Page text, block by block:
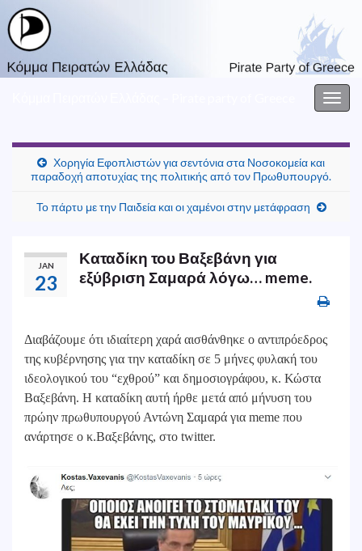
Χορηγία Εφοπλιστών για σεντόνια στα Νοσοκομεία και
παραδοχή αποτυχίας της πολιτικής από τον Πρωθυπουργό.
Το πάρτυ με την Παιδεία και οι χαμένοι στην μετάφραση
JAN
23
Καταδίκη του Βαξεβάνη για
εξύβριση Σαμαρά λόγω… meme.
Διαβάζουμε ότι ιδιαίτερη χαρά αισθάνθηκε ο αντιπρόεδρος
της κυβέρνησης για την καταδίκη σε 5 μήνες φυλακή του
ιδεολογικού του “εχθρού” και δημοσιογράφου, κ. Κώστα
Βαξεβάνη. Η καταδίκη αυτή ήρθε μετά από μήνυση του
πρώην πρωθυπουργού Αντώνη Σαμαρά για meme που
ανάρτησε ο κ.Βαξεβάνης, στο twitter.